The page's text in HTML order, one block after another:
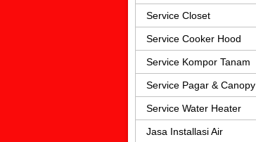
Service Closet
Service Cooker Hood
Service Kompor Tanam
Service Pagar & Canopy
Service Water Heater
Jasa Installasi Air